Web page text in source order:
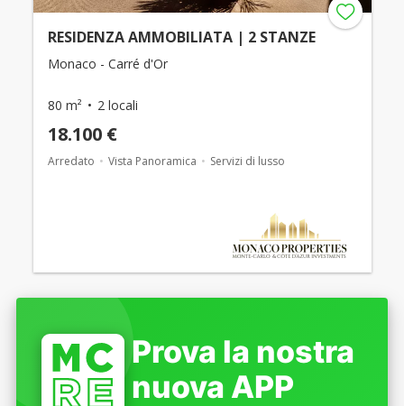
RESIDENZA AMMOBILIATA | 2 STANZE
Monaco - Carré d'Or
80 m² 2 locali
18.100 €
Arredato Vista Panoramica Servizi di lusso
Prova la nostra
nuova APP